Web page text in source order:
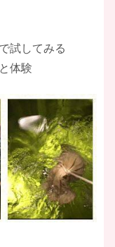
試してみる
体験